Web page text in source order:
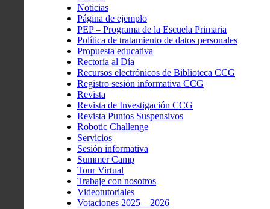
Noticias
Página de ejemplo
PEP – Programa de la Escuela Primaria
Política de tratamiento de datos personales
Propuesta educativa
Rectoría al Día
Recursos electrónicos de Biblioteca CCG
Registro sesión informativa CCG
Revista
Revista de Investigación CCG
Revista Puntos Suspensivos
Robotic Challenge
Servicios
Sesión informativa
Summer Camp
Tour Virtual
Trabaje con nosotros
Videotutoriales
Votaciones 2025 – 2026